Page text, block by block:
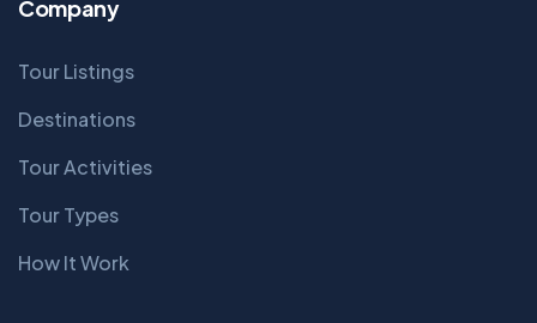
Company
Tour Listings
Destinations
Tour Activities
Tour Types
How It Work